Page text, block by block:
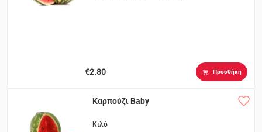
€2.80 Προσθήκη
Καρπούζι Baby
Κιλό